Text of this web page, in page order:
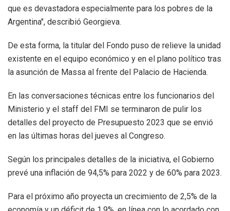
que es devastadora especialmente para los pobres de la
Argentina", describió Georgieva.
De esta forma, la titular del Fondo puso de relieve la unidad
existente en el equipo económico y en el plano político tras
la asunción de Massa al frente del Palacio de Hacienda.
En las conversaciones técnicas entre los funcionarios del
Ministerio y el staff del FMI se terminaron de pulir los
detalles del proyecto de Presupuesto 2023 que se envió
en las últimas horas del jueves al Congreso.
Según los principales detalles de la iniciativa, el Gobierno
prevé una inflación de 94,5% para 2022 y de 60% para 2023.
Para el próximo año proyecta un crecimiento de 2,5% de la